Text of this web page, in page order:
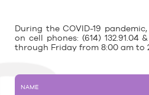
During the COVID-19
on cell phones: (614) 132.91.04
through Friday from 8:00 am to